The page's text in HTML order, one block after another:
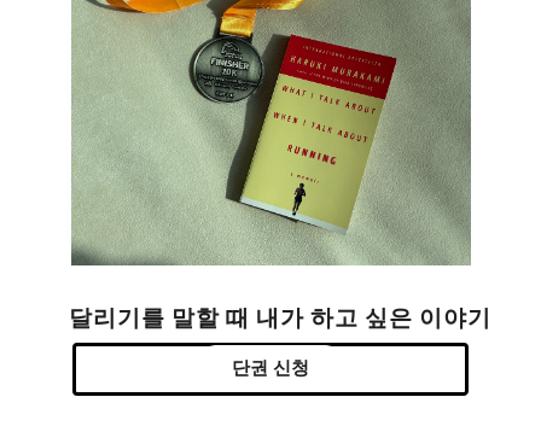
달리기를 말할 때 내가 하고 싶은 이야기
단권 신청